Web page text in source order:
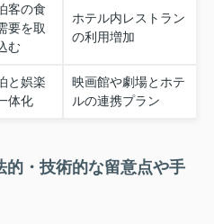
客の食
要を取
む
ホテル内レストラン
の利用増加
と娯楽
体化
映画館や劇場とホテ
ルの連携プラン
的・技術的な留意点や手